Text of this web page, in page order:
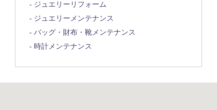
ジュエリーリフォーム
ジュエリーメンテナンス
バッグ・財布・靴メンテナンス
時計メンテナンス